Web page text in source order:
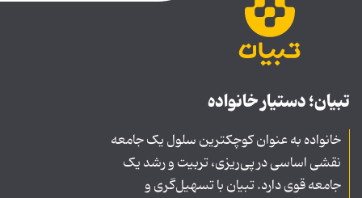
تبیان؛ دستیار خانواده
خانواده به عنوان کوچکترین سلول یک جامعه
نقشی اساسی در پی‌ریزی، تربیت و رشد یک
جامعه قوی دارد. تبیان با تسهیل‌گری و